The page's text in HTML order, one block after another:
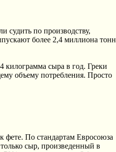
судить по производству,
более 2,4 миллиона тонн
сыра в год. Греки
объему потребления. Просто
фете. По стандартам Евросоюза
сыр, произведенный в